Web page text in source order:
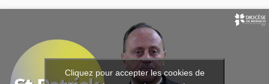
Cliquez pour accepter les cookies de